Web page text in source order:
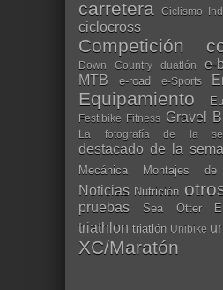
carretera
Ciclismo
ciclocross
Competición
Down Country duatlón e-
MTB
e-road e-Sports
Equipamiento
Festibike Fitness Gravel
La fotografía de la
destacado de la
Mecánica
Montajes de
Noticias Nutrición
pruebas Sea Otter
triathlon triatlón Unibike
XC/Maratón